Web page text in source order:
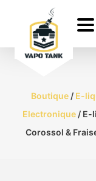
Boutique / E-
Electronique / E-
Corossol &